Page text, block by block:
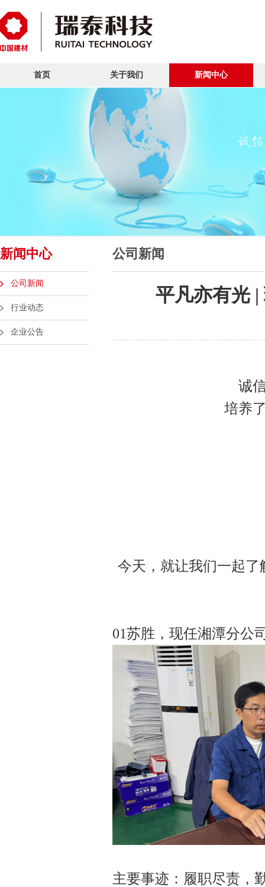
首页 关于我们 新闻中心
新闻中心
公司新闻
行业动态
企业公告
公司新闻
平凡亦有光
诚
培养
今天，就让我们一起
01苏胜，现任湘潭分公
主要事迹：履职尽责，